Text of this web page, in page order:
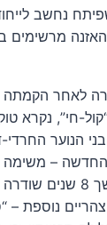
נחשב
האזנה מרשימים
לאחר הקמתה
חי”, נקרא
הנוער החרדי-
– משימה
רבה. במשך 8
צהריים נוספת –